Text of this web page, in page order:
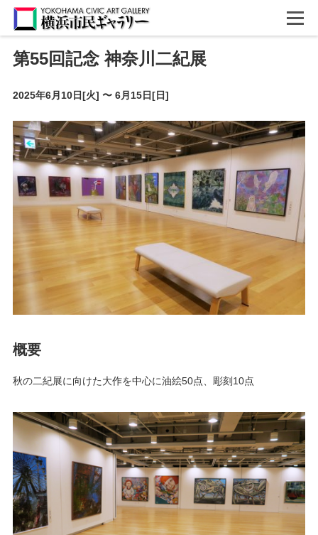
第55回記念 神奈川二紀展
2025年6月10日[火] 〜 6月15日[日]
概要
秋の二紀展に向けた大作を中心に油絵50点、彫刻10点